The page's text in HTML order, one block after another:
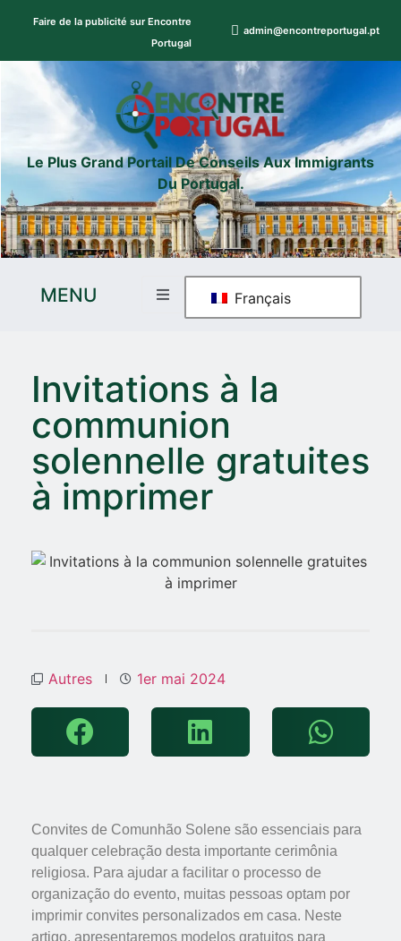
Faire de la publicité sur Encontre
Portugal
admin@encontreportugal.pt
Le Plus Grand Portail De Conseils Aux Immigrants
Du Portugal.
MENU Français
Invitations à la
communion
solennelle gratuites
à imprimer
Autres 1er mai 2024
Convites de Comunhão Solene são essenciais para
qualquer celebração desta importante cerimônia
religiosa. Para ajudar a facilitar o processo de
organização do evento, muitas pessoas optam por
imprimir convites personalizados em casa. Neste
artigo, apresentaremos modelos gratuitos para